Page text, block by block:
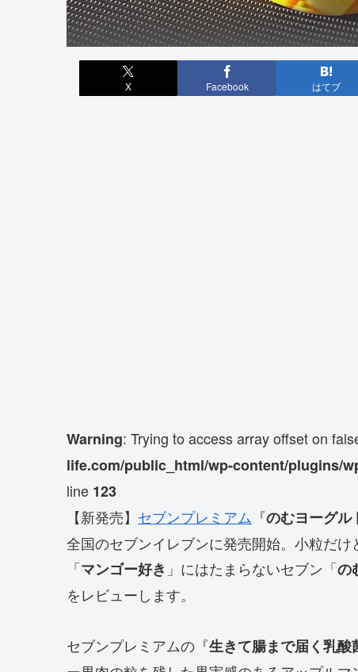
X Facebook はてブ
Warning: Trying to access array offset on
life.com/public_html/wp-content/plugins/
line 123
【新発売】 セブンプレミアム 『のむヨーグル
全国のセブンイレブンに発売開始。小粒だ
「マンゴー好き 」にはたまらないセブン「の
をレビューします。
セブンプレミアムの『生きて腸まで届く乳